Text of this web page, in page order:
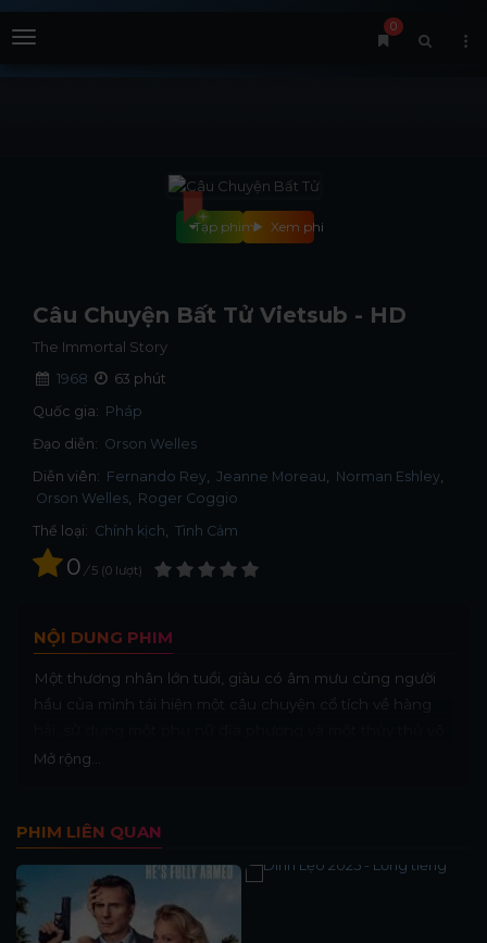
Menu
0
Xem phim
Tập phim
Câu Chuyện Bất Tử Vietsub - HD
The Immortal Story
1968
63 phút
Quốc gia: Pháp
Đạo diễn: Orson Welles
Diễn viên: Fernando Rey Jeanne Moreau
Norman Eshley
Orson Welles
Roger Coggio
Thể loại: Chính kịch, Tình Cảm
0 / 5 0 lượt
NỘI DUNG PHIM
Một thương nhân lớn tuổi, giàu có âm mưu cùng người
hầu của mình tái hiện một câu chuyện cổ tích về hàng
danh làm diễn viên.
Mở rộng...
PHIM LIÊN QUAN